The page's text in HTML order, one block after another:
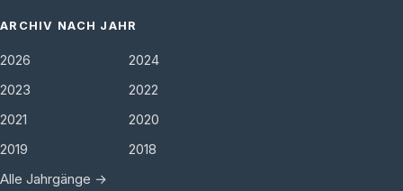
ARCHIV NACH JAHR
2026
2024
2023
2022
2021
2020
2019
2018
Alle Jahrgänge →